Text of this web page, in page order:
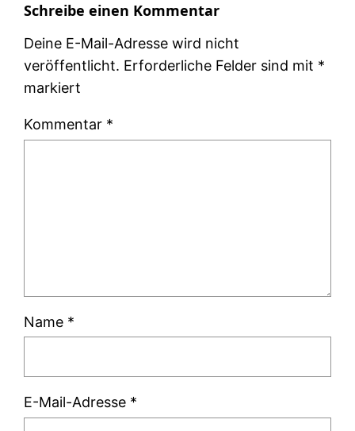
Schreibe einen Kommentar
Deine E-Mail-Adresse wird nicht
veröffentlicht. Erforderliche Felder sind mit *
markiert
Kommentar *
Name *
E-Mail-Adresse *